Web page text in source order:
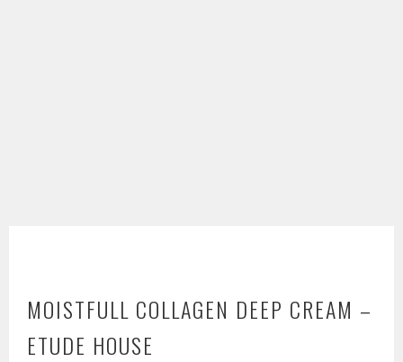
MOISTFULL COLLAGEN DEEP CREAM –
ETUDE HOUSE